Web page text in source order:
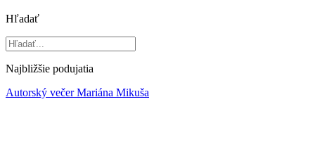
Hľadať
Najbližšie podujatia
Autorský večer Mariána Mikuša